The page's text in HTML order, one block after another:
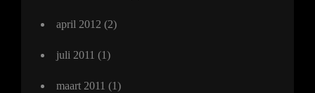
april 2012 (2)
juli 2011 (1)
maart 2011 (1)